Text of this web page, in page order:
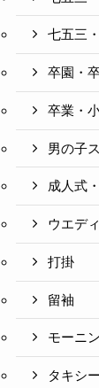
七五三
卒園・
卒業・
男の子
成人式
ウエデ
打掛
留袖
モーニ
タキシ